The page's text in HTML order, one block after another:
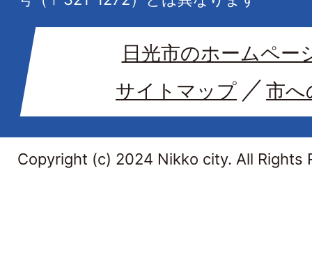
日光市のホームペー
サイトマップ
市へ
Copyright (c) 2024 Nikko city. All Rights